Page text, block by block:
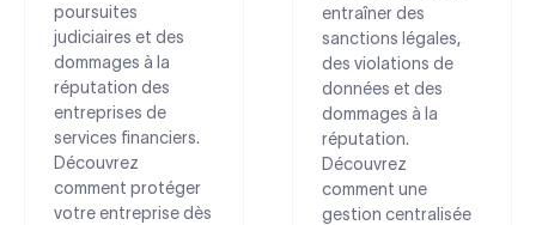
poursuites
judiciaires et des
dommages à la
réputation des
entreprises de
services financiers.
Découvrez
comment protéger
votre entreprise dès
entraîner des
sanctions légales,
des violations de
données et des
dommages à la
réputation.
Découvrez
comment une
gestion centralisée